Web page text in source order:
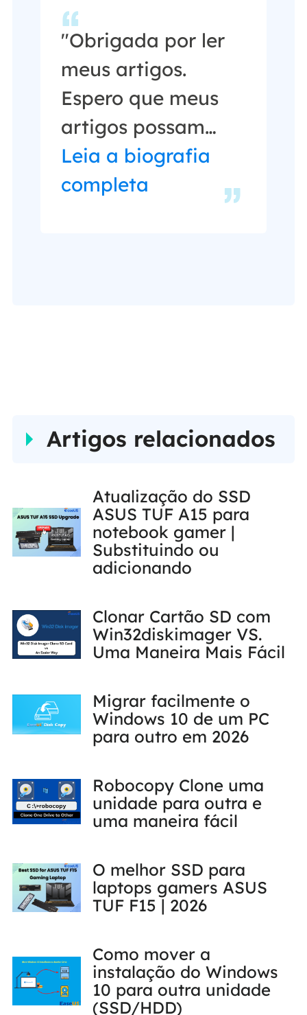
"Obrigada por ler
meus artigos.
Espero que meus
artigos possam
ajudá-lo a resolver
seus problemas de
Leia a biografia
completa
Artigos relacionados
Atualização do SSD
ASUS TUF A15 para
notebook gamer |
Substituindo ou
adicionando
Clonar Cartão SD com
Win32diskimager VS.
Uma Maneira Mais Fácil
Migrar facilmente o
Windows 10 de um PC
para outro em 2026
Robocopy Clone uma
unidade para outra e
uma maneira fácil
O melhor SSD para
laptops gamers ASUS
TUF F15 | 2026
Como mover a
instalação do Windows
10 para outra unidade
(SSD/HDD)